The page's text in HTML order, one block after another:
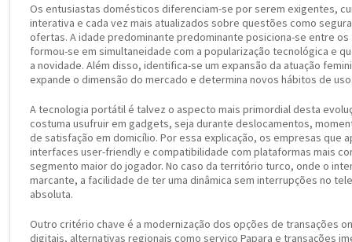
Os entusiastas domésticos diferenciam-se por serem exigentes,
interativa e cada vez mais atualizados sobre questões como
ofertas. A idade predominante predominante posiciona-se entre os
formou-se em simultaneidade com a popularização tecnológica e
a novidade. Além disso, identifica-se um expansão da atuação
expande o dimensão do mercado e determina novos hábitos de
A tecnologia portátil é talvez o aspecto mais primordial desta
costuma usufruir em gadgets, seja durante deslocamentos,
de satisfação em domicílio. Por essa explicação, os empresas que
interfaces user-friendly e compatibilidade com plataformas mais
segmento maior do jogador. No caso da território turco, onde o
marcante, a facilidade de ter uma dinâmica sem interrupções no
absoluta.
Outro critério chave é a modernização dos opções de transações
digitais, alternativas regionais como serviço Papara e transações